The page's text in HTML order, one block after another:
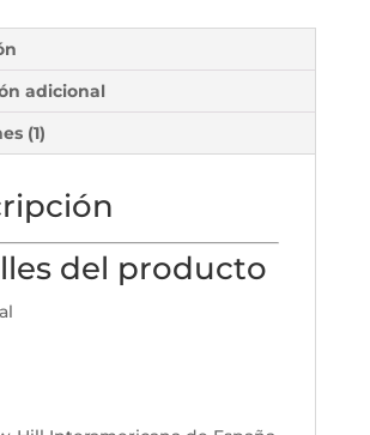
adicional
(1)
del producto